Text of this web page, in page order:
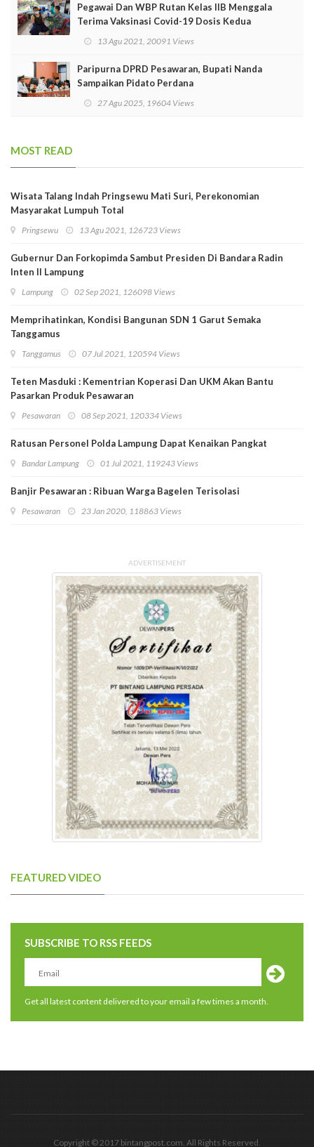
Pegawai Dan WBP Rutan Kelas IIB Menggala
Terima Vaksinasi Covid-19 Dosis Kedua
13 Agu 2021, 20091 Views
Paripurna DPRD Pesawaran, Bupati Nanda
Sampaikan Pidato Perdana
27 Agu 2025, 19604 Views
MOST READ
Wisata Talang Indah Pringsewu Mati Suri, Perekonomian
Masyarakat Lumpuh Total
Pringsewu 13 Agu 2021, 126723 Views
Gubernur Dan Forkopimda Sambut Presiden Di Bandara Radin
Inten II Lampung
Lampung 02 Sep 2021, 126098 Views
Memprihatinkan, Kondisi Bangunan SDN 1 Garut Semaka
Tanggamus
Tanggamus 07 Jul 2021, 120594 Views
Teten Masduki : Kementrian Koperasi Dan UKM Akan Bantu
Pasarkan Produk Pesawaran
Pesawaran 08 Sep 2021, 120334 Views
Ratusan Personel Polda Lampung Dapat Kenaikan Pangkat
Bandar Lampung 01 Jul 2021, 119243 Views
Banjir Pesawaran : Ribuan Warga Bagelen Terisolasi
Pesawaran 23 Jan 2020, 118863 Views
ADVERTISEMENT
FEATURED VIDEO
SUBSCRIBE TO RSS FEEDS
Get all latest content delivered to your email a few times a month.
Copyright © 2017 bintangpost.com. All Rights Reserved.